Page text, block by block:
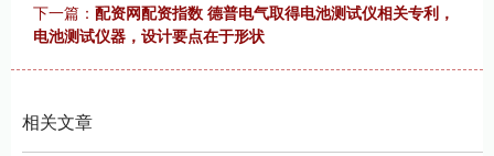
下一篇： 配资网配资指数 德普电气取得电池测试仪相关专利，
电池测试仪器，设计要点在于形状
相关文章